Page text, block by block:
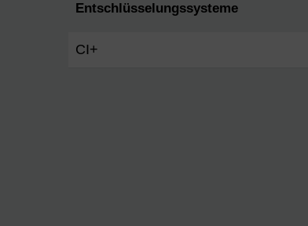
Entschlüsselungssysteme
CI+